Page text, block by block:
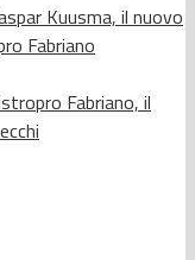
Kuusma, il nuovo
Fabriano
Fabriano, il